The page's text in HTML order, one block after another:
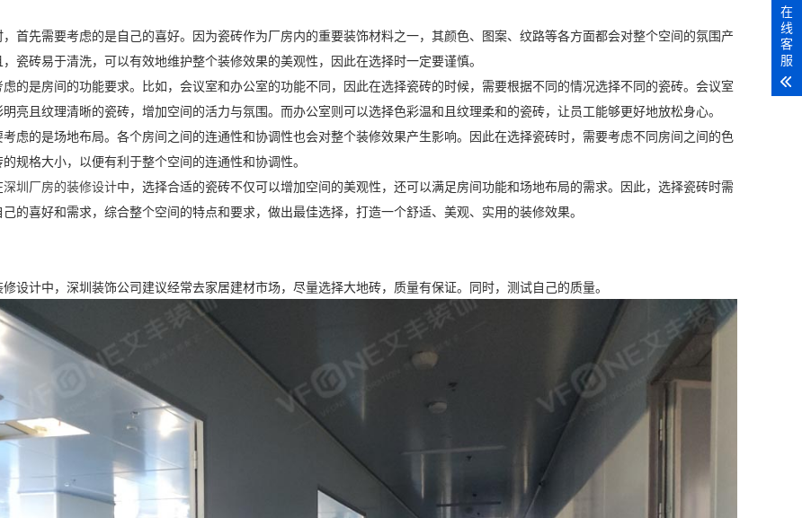
首先需要考虑的是自己的喜好。因为瓷砖作为厂房内的重要装饰材料之一，其颜色、图案、纹路等各方面都会对整个空间的氛围产
瓷砖易于清洗，可以有效地维护整个装修效果的美观性，因此在选择时一定要谨慎。
的是房间的功能要求。比如，会议室和办公室的功能不同，因此在选择瓷砖的时候，需要根据不同的情况选择不同的瓷砖。会议室
亮且纹理清晰的瓷砖，增加空间的活力与氛围。而办公室则可以选择色彩温和且纹理柔和的瓷砖，让员工能够更好地放松身心。
虑的是场地布局。各个房间之间的连通性和协调性也会对整个装修效果产生影响。因此在选择瓷砖时，需要考虑不同房间之间的色
规格大小，以便有利于整个空间的连通性和协调性。
深圳厂房的装修设计中，选择合适的瓷砖不仅可以增加空间的美观性，还可以满足房间功能和场地布局的需求。因此，选择瓷砖时需
的喜好和需求，综合整个空间的特点和要求，做出最佳选择，打造一个舒适、美观、实用的装修效果。
设计中，深圳装饰公司建议经常去家居建材市场，尽量选择大地砖，质量有保证。同时，测试自己的质量。
在
线
客
服